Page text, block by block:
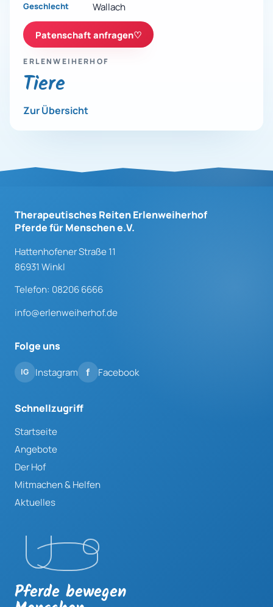
Geschlecht Wallach
Patenschaft anfragen♡
ERLENWEIHERHOF
Tiere
Zur Übersicht
Therapeutisches Reiten Erlenweiherhof
Pferde für Menschen e.V.
Hattenhofener Straße 11
86931 Winkl
Telefon: 08206 6666
info@erlenweiherhof.de
Folge uns
Instagram Facebook
Schnellzugriff
Startseite
Angebote
Der Hof
Mitmachen & Helfen
Aktuelles
Pferde bewegen